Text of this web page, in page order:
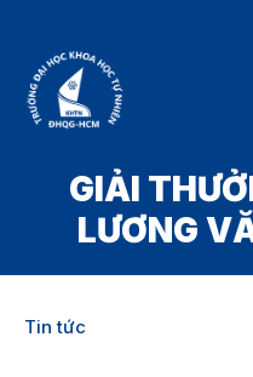
GIẢI
LƯƠNG
Tin tức